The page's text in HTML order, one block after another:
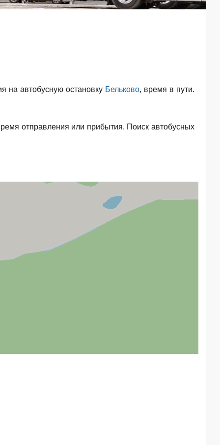
на автобусную остановку Бельково, время в пути.
отправления или прибытия. Поиск автобусных